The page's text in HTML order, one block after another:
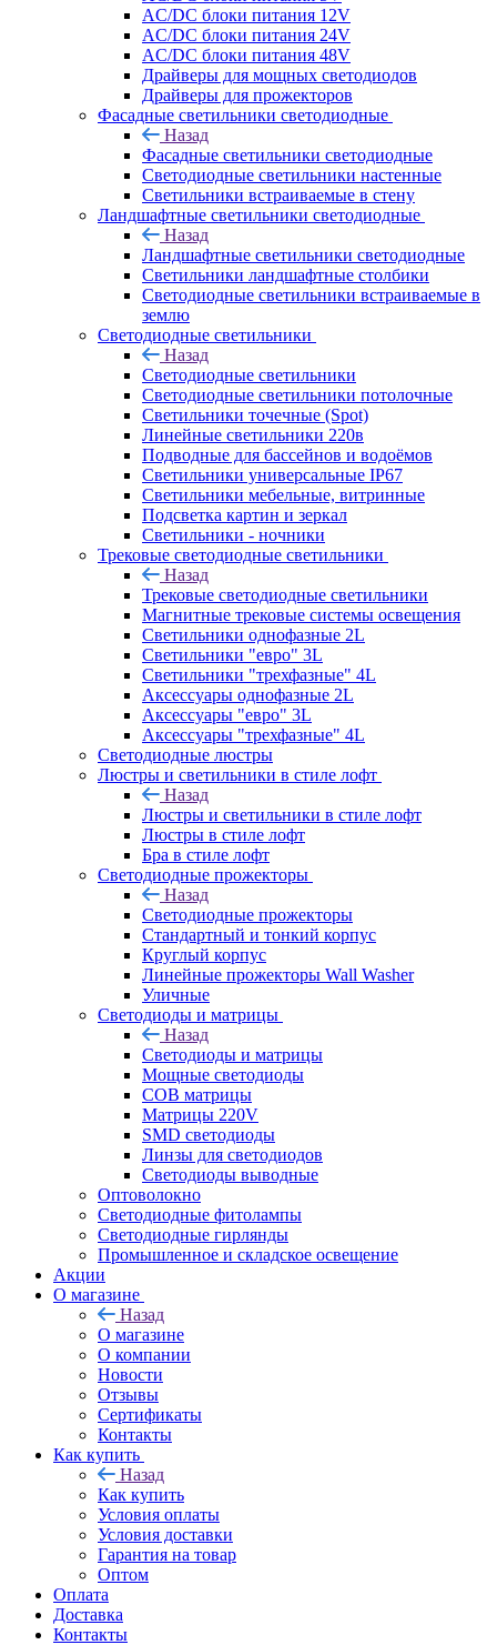
AC/DC блоки питания 12V
AC/DC блоки питания 24V
AC/DC блоки питания 48V
Драйверы для мощных светодиодов
Драйверы для прожекторов
Фасадные светильники светодиодные
Назад
Фасадные светильники светодиодные
Светодиодные светильники настенные
Светильники встраиваемые в стену
Ландшафтные светильники светодиодные
Назад
Ландшафтные светильники светодиодные
Светильники ландшафтные столбики
Светодиодные светильники встраиваемые в
землю
Светодиодные светильники
Назад
Светодиодные светильники
Светодиодные светильники потолочные
Светильники точечные (Spot)
Линейные светильники 220в
Подводные для бассейнов и водоёмов
Светильники универсальные IP67
Светильники мебельные, витринные
Подсветка картин и зеркал
Светильники - ночники
Трековые светодиодные светильники
Назад
Трековые светодиодные светильники
Магнитные трековые системы освещения
Светильники однофазные 2L
Светильники "евро" 3L
Светильники "трехфазные" 4L
Аксессуары однофазные 2L
Аксессуары "евро" 3L
Аксессуары "трехфазные" 4L
Светодиодные люстры
Люстры и светильники в стиле лофт
Назад
Люстры и светильники в стиле лофт
Люстры в стиле лофт
Бра в стиле лофт
Светодиодные прожекторы
Назад
Светодиодные прожекторы
Стандартный и тонкий корпус
Круглый корпус
Линейные прожекторы Wall Washer
Уличные
Светодиоды и матрицы
Назад
Светодиоды и матрицы
Мощные светодиоды
COB матрицы
Матрицы 220V
SMD светодиоды
Линзы для светодиодов
Светодиоды выводные
Оптоволокно
Светодиодные фитолампы
Светодиодные гирлянды
Промышленное и складское освещение
Акции
О магазине
Назад
О магазине
О компании
Новости
Отзывы
Сертификаты
Контакты
Как купить
Назад
Как купить
Условия оплаты
Условия доставки
Гарантия на товар
Оптом
Оплата
Доставка
Контакты